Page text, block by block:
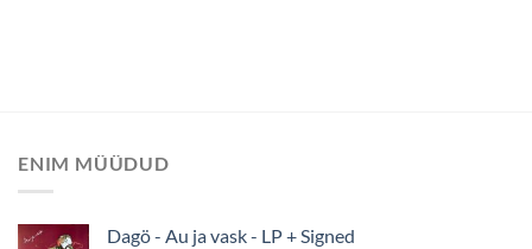
ENIM MÜÜDUD
Dagö - Au ja vask - LP + Signed